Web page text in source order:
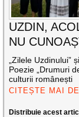
UZDIN,
NU
„Zilele Uzdinului”
Poezie „Drumuri
culturii românești
CITEȘTE MAI
Distribuie acest